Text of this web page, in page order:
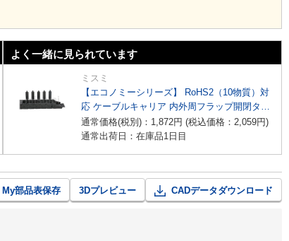
よく一緒に見られています
ミスミ
【エコノミーシリーズ】 RoHS2（10物質）対
応 ケーブルキャリア 内外周フラップ開閉タイ
プ
通常価格(税別)： 1,872円 (税込価格： 2,059円)
通常出荷日：在庫品1日目
My部品表保存 3Dプレビュー CADデータダウンロード